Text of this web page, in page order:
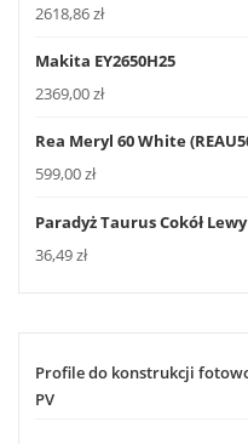
2618,86zł
Makita EY2650H25
2369,00zł
Rea Meryl 60 White
599,00zł
Paradyż Taurus Cokół
36,49zł
Profile do konstrukcji
PV